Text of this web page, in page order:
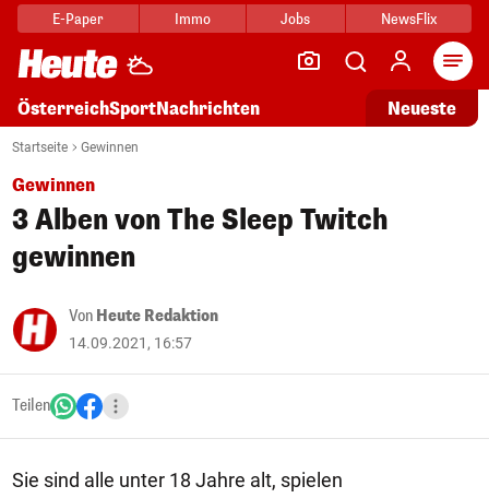
E-Paper Immo Jobs NewsFlix
ÖsterreichSportNachrichten Neueste
Startseite Gewinnen
Gewinnen
3 Alben von The Sleep Twitch
gewinnen
Von Heute Redaktion
14.09.2021, 16:57
Teilen
Sie sind alle unter 18 Jahre alt, spielen